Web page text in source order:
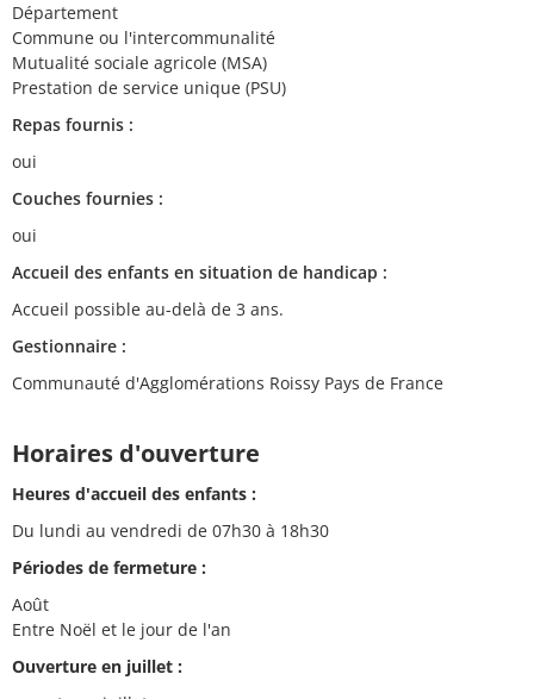
Département
Commune ou l'intercommunalité
Mutualité sociale agricole (MSA)
Prestation de service unique (PSU)
Repas fournis :
oui
Couches fournies :
oui
Accueil des enfants en situation de handicap :
Accueil possible au-delà de 3 ans.
Gestionnaire :
Communauté d'Agglomérations Roissy Pays de France
Horaires d'ouverture
Heures d'accueil des enfants :
Du lundi au vendredi de 07h30 à 18h30
Périodes de fermeture :
Août
Entre Noël et le jour de l'an
Ouverture en juillet :